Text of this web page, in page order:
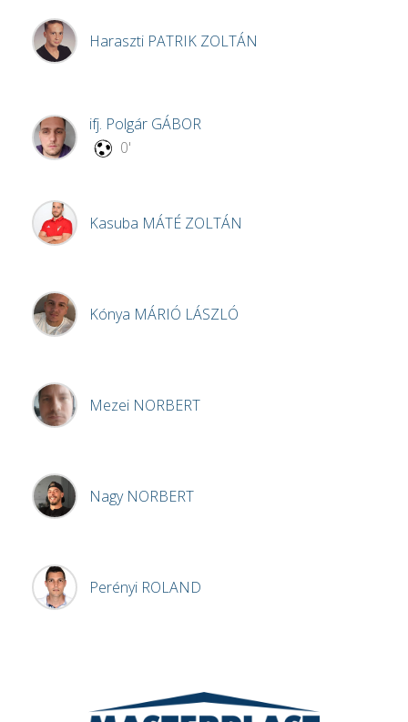
Haraszti PATRIK ZOLTÁN
ifj. Polgár GÁBOR
0'
Kasuba MÁTÉ ZOLTÁN
Kónya MÁRIÓ LÁSZLÓ
Mezei NORBERT
Nagy NORBERT
Perényi ROLAND